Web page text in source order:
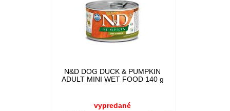
N&D DOG DUCK & PUMPKIN
ADULT MINI WET FOOD 140 g
vypredané